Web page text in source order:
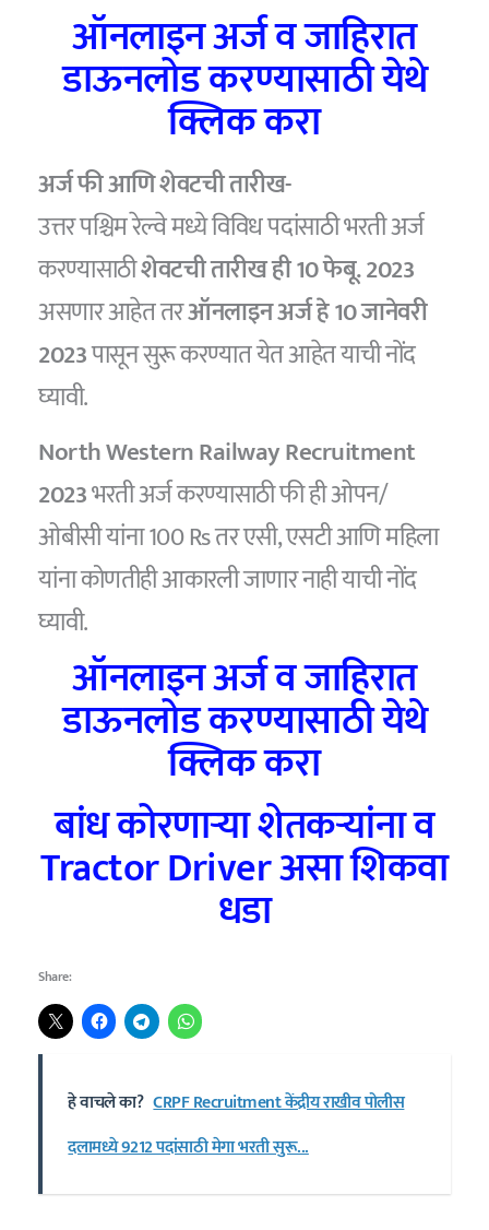
ऑनलाइन अर्ज व जाहिरात
डाऊनलोड करण्यासाठी येथे
क्लिक करा
अर्ज फी आणि शेवटची तारीख-
उत्तर पश्चिम रेल्वे मध्ये विविध पदांसाठी भरती अर्ज
करण्यासाठीशेवटची तारीख ही 10 फेबू. 2023
असणार आहेत तरऑनलाइन अर्ज हे 10 जानेवरी
2023पासून सुरू करण्यात येत आहेत याची नोंद
घ्यावी.
North Western Railway Recruitment
2023भरती अर्ज करण्यासाठी फी ही ओपन/
ओबीसी यांना 100 Rs तर एसी, एसटी आणि महिला
यांना कोणतीही आकारली जाणार नाही याची नोंद
घ्यावी.
ऑनलाइन अर्ज व जाहिरात
डाऊनलोड करण्यासाठी येथे
क्लिक करा
बांध कोरणाऱ्या शेतकऱ्यांना व
Tractor Driver असा शिकवा
धडा
Share:
हे वाचले का? CRPF Recruitment केंद्रीय राखीव पोलीस
दलामध्ये 9212 पदांसाठी मेगा भरती सुरू...